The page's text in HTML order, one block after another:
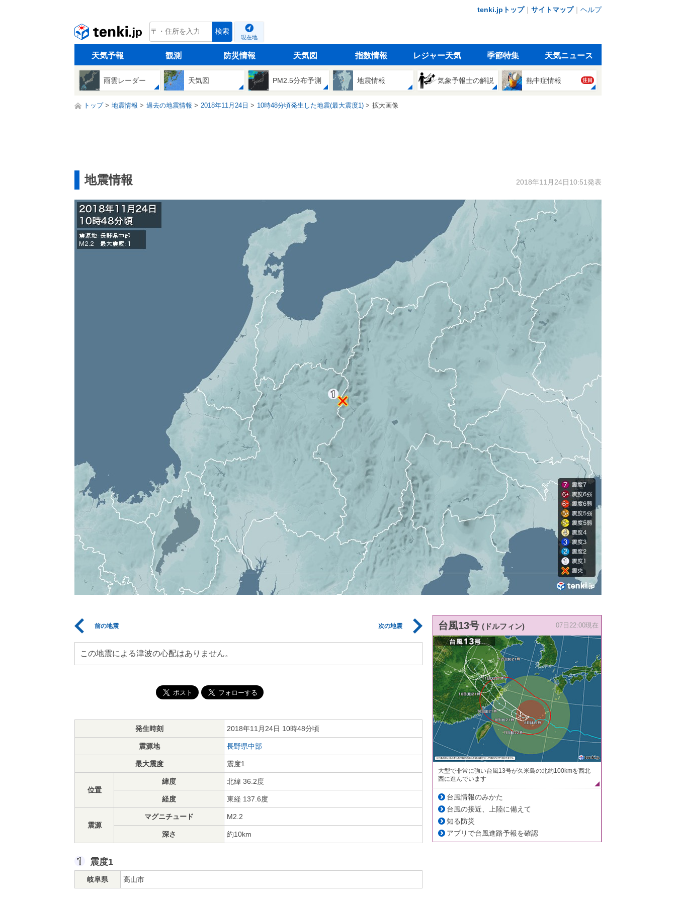
tenki.jpトップ｜ サイトマップ｜ ヘルプ
tenki.jp 検索
現在地
天気予報 観測 防災情報 天気図 指数情報 レジャー天気 季節特集 天気ニュース
雨雲レーダー 天気図 PM2.5分布予測 地震情報 気象予報士の解説 熱中症情報 注目
トップ 地震情報 過去の地震情報 2018年11月24日 10時48分頃発生した地震(最大震度1) 拡大画像
地震情報 2018年11月24日10:51発表
前の地震 次の地震
この地震による津波の心配はありません。
発生時刻 2018年11月24日 10時48分頃
震源地 長野県中部
最大震度 震度1
位置
緯度 北緯 36.2度
経度 東経 137.6度
震源
マグニチュード M2.2
深さ 約10km
震度1
岐阜県 高山市
台風13号 (ドルフィン) 07日22:00現在
大型で非常に強い台風13号が久米島の北約100kmを西北
西に進んでいます
台風情報のみかた
台風の接近、上陸に備えて
知る防災
アプリで台風進路予報を確認